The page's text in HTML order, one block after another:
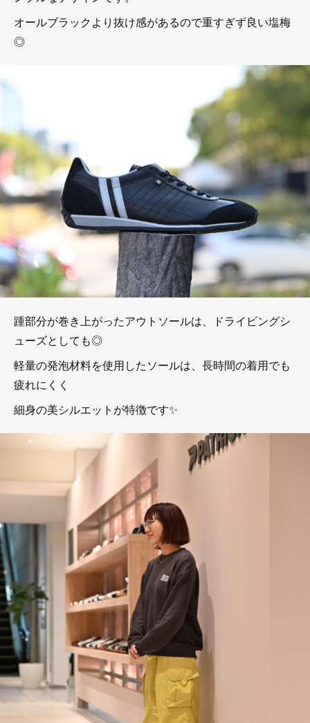
オールブラックより抜け感があるので重すぎず良い塩梅
◎
踵部分が巻き上がったアウトソールは、ドライビングシ
ューズとしても◎
軽量の発泡材料を使用したソールは、長時間の着用でも
疲れにくく
細身の美シルエットが特徴です✨